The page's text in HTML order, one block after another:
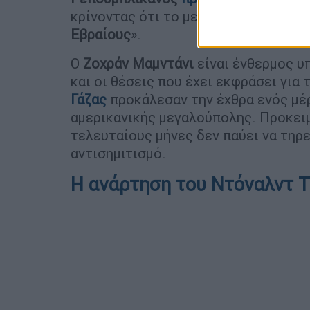
κρίνοντας ότι το μεγάλο φαβορί
Εβραίους».
Ο Ζοχράν Μαμντάνι είναι ένθερμος
και οι θέσεις που έχει εκφράσει
Γάζας προκάλεσαν την έχθρα ενός
αμερικανικής μεγαλούπολης.
τελευταίους μήνες δεν παύει να
αντισημιτισμό.
Η ανάρτηση του Ντόναλντ